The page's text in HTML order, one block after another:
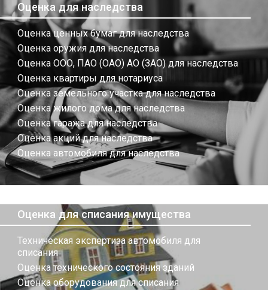
Оценка для наследства
Оценка ценных бумаг для наследства
Оценка оружия для наследства
Оценка ООО, ПАО (ОАО) АО (ЗАО) для наследства
Оценка квартиры для нотариуса
Оценка земельного участка для наследства
Оценка жилого дома для наследства
Оценка гаража для наследства
Оценка акций для наследства
Оценка автомобиля для наследства
Оценка для списания имущества
Техническая экспертиза автомобиля для
списания
Оценка технического состояния зданий
Оценка оборудования для списания